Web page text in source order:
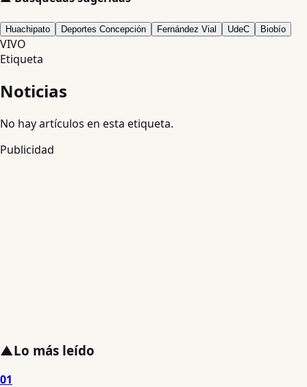
Huachipato Deportes Concepción Fernández Vial UdeC Biobío
VIVO
Etiqueta
Noticias
No hay artículos en esta etiqueta.
Publicidad
▲Lo más leído
01